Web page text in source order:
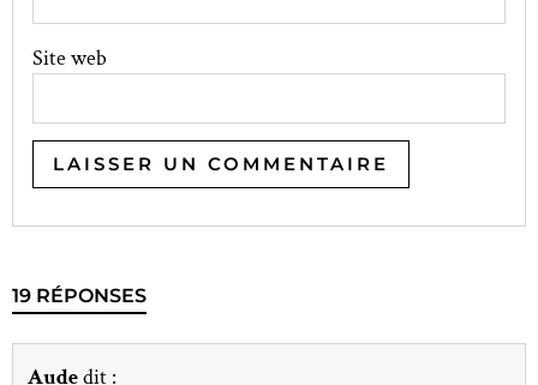
Site web
19 RÉPONSES
Audedit :